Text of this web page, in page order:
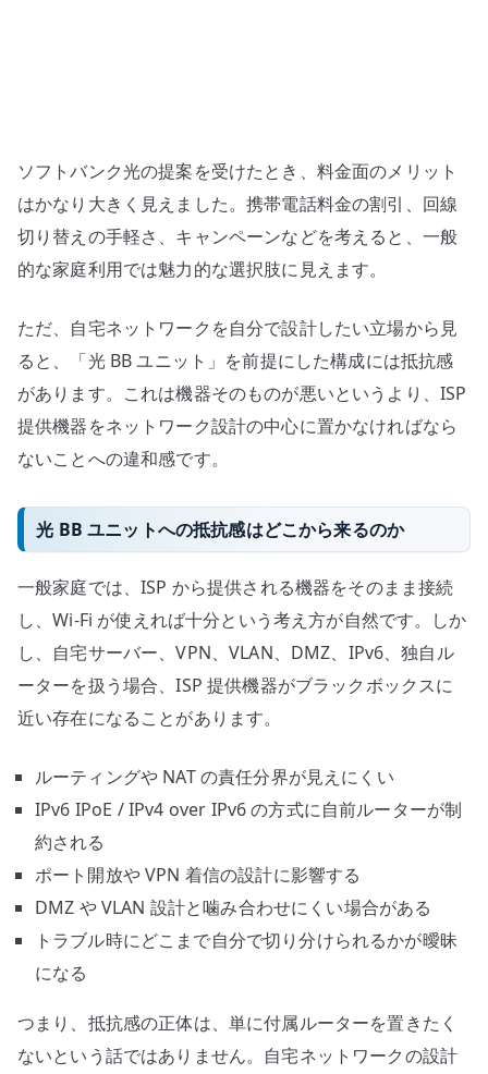
ー
と
自
宅
ワ
ー
ク
設
の
自
へ
の
ソフトバンク光の提案を受けたとき、料金面のメリット
はかなり大きく見えました。携帯電話料金の割引、回線
切り替えの手軽さ、キャンペーンなどを考えると、一般
的な家庭利用では魅力的な選択肢に見えます。
ただ、自宅ネットワークを自分で設計したい立場から見
ると、「光 BB ユニット」を前提にした構成には抵抗感
があります。これは機器そのものが悪いというより、ISP
提供機器をネットワーク設計の中心に置かなければなら
ないことへの違和感です。
光 BB ユニットへの抵抗感はどこから来るのか
一般家庭では、ISP から提供される機器をそのまま接続
し、Wi-Fi が使えれば十分という考え方が自然です。しか
し、自宅サーバー、VPN、VLAN、DMZ、IPv6、独自ル
ーターを扱う場合、ISP 提供機器がブラックボックスに
近い存在になることがあります。
ルーティングや NAT の責任分界が見えにくい
IPv6 IPoE / IPv4 over IPv6 の方式に自前ルーターが制
約される
ポート開放や VPN 着信の設計に影響する
DMZ や VLAN 設計と噛み合わせにくい場合がある
トラブル時にどこまで自分で切り分けられるかが曖昧
になる
つまり、抵抗感の正体は、単に付属ルーターを置きたく
ないという話ではありません。自宅ネットワークの設計